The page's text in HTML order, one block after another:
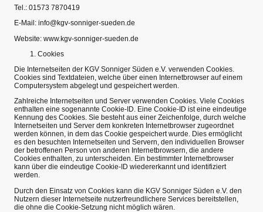
Tel.: 01573 7870419
E-Mail: info@kgv-sonniger-sueden.de
Website: www.kgv-sonniger-sueden.de
Cookies
Die Internetseiten der KGV Sonniger Süden e.V. verwenden Cookies.
Cookies sind Textdateien, welche über einen Internetbrowser auf einem
Computersystem abgelegt und gespeichert werden.
Zahlreiche Internetseiten und Server verwenden Cookies. Viele Cookies
enthalten eine sogenannte Cookie-ID. Eine Cookie-ID ist eine eindeutige
Kennung des Cookies. Sie besteht aus einer Zeichenfolge, durch welche
Internetseiten und Server dem konkreten Internetbrowser zugeordnet
werden können, in dem das Cookie gespeichert wurde. Dies ermöglicht
es den besuchten Internetseiten und Servern, den individuellen Browser
der betroffenen Person von anderen Internetbrowsern, die andere
Cookies enthalten, zu unterscheiden. Ein bestimmter Internetbrowser
kann über die eindeutige Cookie-ID wiedererkannt und identifiziert
werden.
Durch den Einsatz von Cookies kann die KGV Sonniger Süden e.V. den
Nutzern dieser Internetseite nutzerfreundlichere Services bereitstellen,
die ohne die Cookie-Setzung nicht möglich wären.